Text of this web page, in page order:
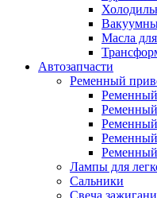
Масла
Автозапчасти
Ременный
Лампы для
Сальники
Свеча